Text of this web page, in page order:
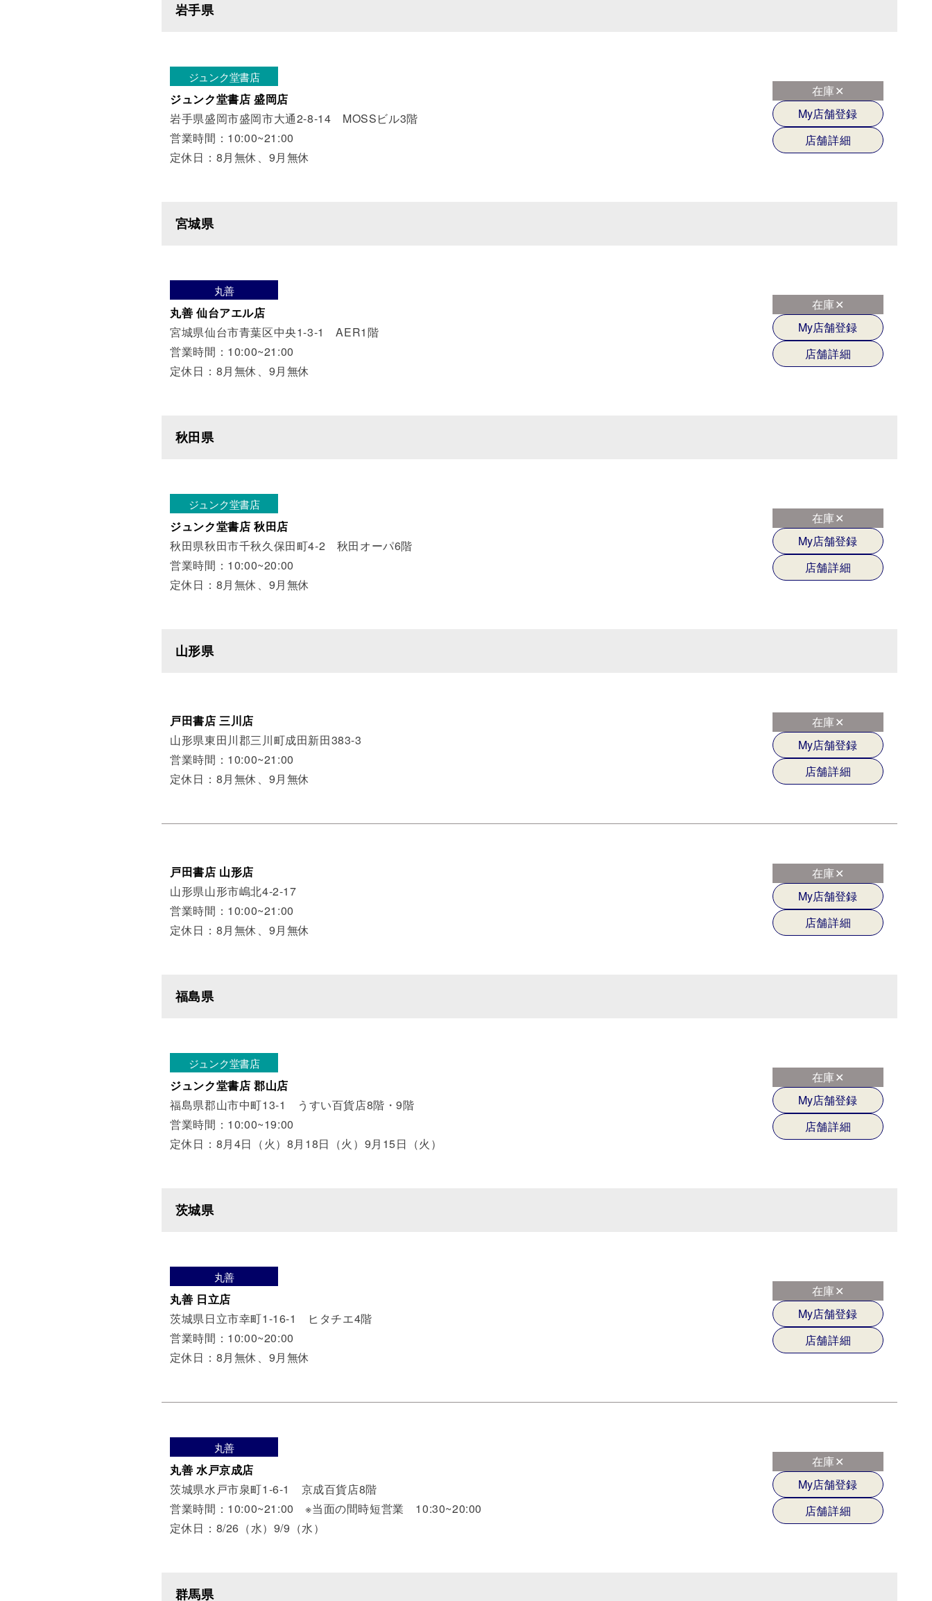
岩手県
ジュンク堂書店
ジュンク堂書店 盛岡店
岩手県盛岡市盛岡市大通2-8-14 MOSSビル3階
営業時間：10:00~21:00
定休日：8月無休、9月無休
在庫✕
My店舗登録
店舗詳細
宮城県
丸善
丸善 仙台アエル店
宮城県仙台市青葉区中央1-3-1 AER1階
営業時間：10:00~21:00
定休日：8月無休、9月無休
在庫✕
My店舗登録
店舗詳細
秋田県
ジュンク堂書店
ジュンク堂書店 秋田店
秋田県秋田市千秋久保田町4-2 秋田オーパ6階
営業時間：10:00~20:00
定休日：8月無休、9月無休
在庫✕
My店舗登録
店舗詳細
山形県
戸田書店 三川店
山形県東田川郡三川町成田新田383-3
営業時間：10:00~21:00
定休日：8月無休、9月無休
在庫✕
My店舗登録
店舗詳細
戸田書店 山形店
山形県山形市嶋北4-2-17
営業時間：10:00~21:00
定休日：8月無休、9月無休
在庫✕
My店舗登録
店舗詳細
福島県
ジュンク堂書店
ジュンク堂書店 郡山店
福島県郡山市中町13-1 うすい百貨店8階・9階
営業時間：10:00~19:00
定休日：8月4日（火）8月18日（火）9月15日（火）
在庫✕
My店舗登録
店舗詳細
茨城県
丸善
丸善 日立店
茨城県日立市幸町1-16-1 ヒタチエ4階
営業時間：10:00~20:00
定休日：8月無休、9月無休
在庫✕
My店舗登録
店舗詳細
丸善
丸善 水戸京成店
茨城県水戸市泉町1-6-1 京成百貨店8階
営業時間：10:00~21:00 ※当面の間時短営業 10:30~20:00
定休日：8/26（水）9/9（水）
在庫✕
My店舗登録
店舗詳細
群馬県